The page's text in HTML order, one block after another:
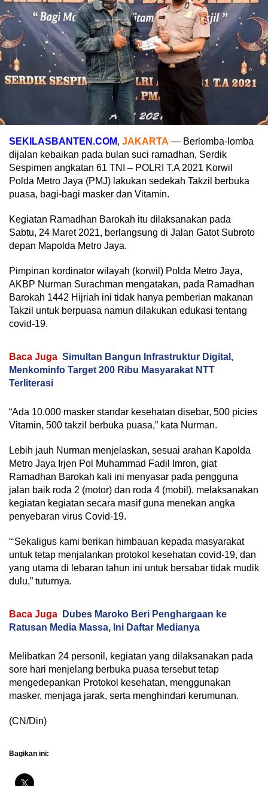
SEKILASBANTEN.COM, JAKARTA — Berlomba-lomba
dijalan kebaikan pada bulan suci ramadhan, Serdik
Sespimen angkatan 61 TNI – POLRI T.A 2021 Korwil
Polda Metro Jaya (PMJ) lakukan sedekah Takzil berbuka
puasa, bagi-bagi masker dan Vitamin.
Kegiatan Ramadhan Barokah itu dilaksanakan pada
Sabtu, 24 Maret 2021, berlangsung di Jalan Gatot Subroto
depan Mapolda Metro Jaya.
Pimpinan kordinator wilayah (korwil) Polda Metro Jaya,
AKBP Nurman Surachman mengatakan, pada Ramadhan
Barokah 1442 Hijriah ini tidak hanya pemberian makanan
Takzil untuk berpuasa namun dilakukan edukasi tentang
covid-19.
Baca Juga Simultan Bangun Infrastruktur Digital,
Menkominfo Target 200 Ribu Masyarakat NTT
Terliterasi
“Ada 10.000 masker standar kesehatan disebar, 500 picies
Vitamin, 500 takzil berbuka puasa,” kata Nurman.
Lebih jauh Nurman menjelaskan, sesuai arahan Kapolda
Metro Jaya Irjen Pol Muhammad Fadil Imron, giat
Ramadhan Barokah kali ini menyasar pada pengguna
jalan baik roda 2 (motor) dan roda 4 (mobil). melaksanakan
kegiatan kegiatan secara masif guna menekan angka
penyebaran virus Covid-19.
“‘Sekaligus kami berikan himbauan kepada masyarakat
untuk tetap menjalankan protokol kesehatan covid-19, dan
yang utama di lebaran tahun ini untuk bersabar tidak mudik
dulu,” tuturnya.
Baca Juga
Dubes Maroko Beri Penghargaan ke
Ratusan Media Massa, Ini Daftar Medianya
Melibatkan 24 personil, kegiatan yang dilaksanakan pada
sore hari menjelang berbuka puasa tersebut tetap
mengedepankan Protokol kesehatan, menggunakan
masker, menjaga jarak, serta menghindari kerumunan.
(CN/Din)
Bagikan ini: